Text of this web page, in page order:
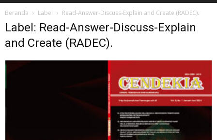
Beranda Label Read-Answer-Discuss-Explain and Create (RADEC).
Label: Read-Answer-Discuss-Explain
and Create (RADEC).